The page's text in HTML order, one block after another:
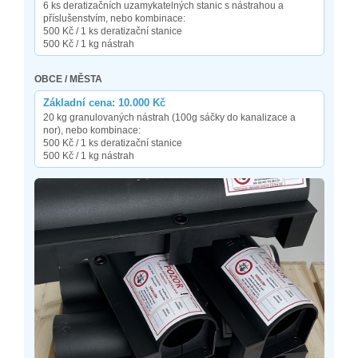
6 ks deratizačních uzamykatelných stanic s nástrahou a
příslušenstvím, nebo kombinace:
500 Kč / 1 ks deratizační stanice
500 Kč / 1 kg nástrah
OBCE / MĚSTA
Základní cena: 10.000 Kč
20 kg granulovaných nástrah (100g sáčky do kanalizace a
nor), nebo kombinace:
500 Kč / 1 ks deratizační stanice
500 Kč / 1 kg nástrah